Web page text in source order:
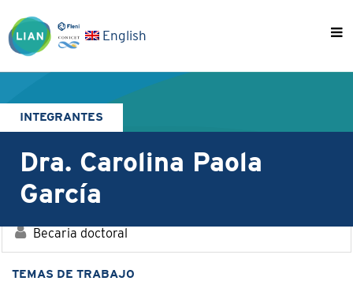
English
INTEGRANTES
Dra. Carolina Paola
García
Becaria doctoral
TEMAS DE TRABAJO